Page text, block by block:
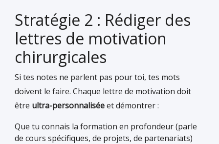
Stratégie 2 : Rédiger des
lettres de motivation
chirurgicales
Si tes notes ne parlent pas pour toi, tes mots
doivent le faire. Chaque lettre de motivation doit
être ultra-personnaliséeet démontrer :
Que tu connais la formation en profondeur (parle
de cours spécifiques, de projets, de partenariats)